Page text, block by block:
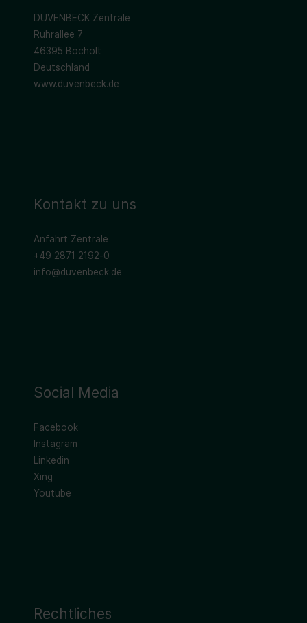
DUVENBECK Zentrale
Ruhrallee 7
46395 Bocholt
Deutschland
www.duvenbeck.de
Kontakt zu uns
Anfahrt Zentrale
+49 2871 2192-0
info@duvenbeck.de
Social Media
Facebook
Instagram
Linkedin
Xing
Youtube
Rechtliches